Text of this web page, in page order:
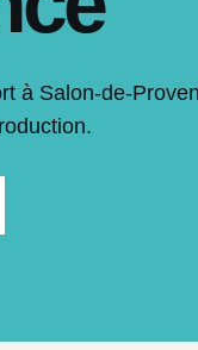
à Salon-de-